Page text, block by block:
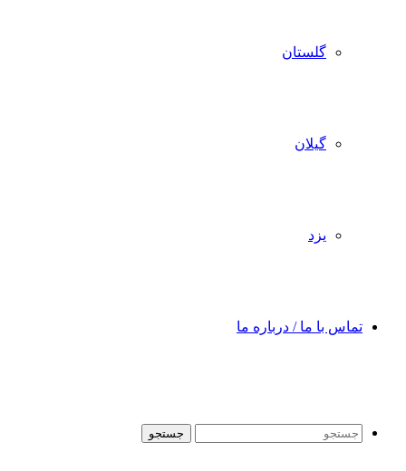
گلستان
گیلان
یزد
تماس با ما / درباره ما
جستجو